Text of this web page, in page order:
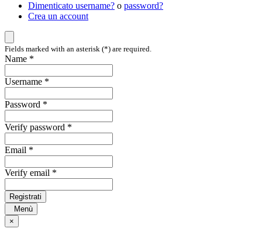
Dimenticato username? o password?
Crea un account
Fields marked with an asterisk (*) are required.
Name *
Username *
Password *
Verify password *
Email *
Verify email *
Registrati
Menù
×